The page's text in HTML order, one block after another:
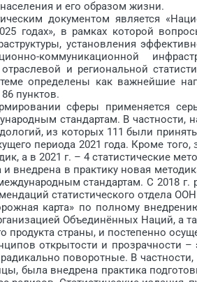
и его образом жизни.
документом является
годах», в рамках которой
установления
коммуникационной
и региональной
определены как важнейшие
пунктов.
сферы применяется
стандартам. В частности,
из которых 111 были
периода 2021 года. Кроме
а в 2021 г. – 4 статистические
внедрена в практику новая
стандартам. С 2018
статистического отдела
карта» по полному
Объединённых Наций, а
продукта страны, и постепенно
открытости и прозрачности –
радикально поворотные. В
была внед­рена практика